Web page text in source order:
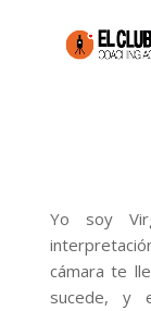
Yo soy
cámara te
sucede, y